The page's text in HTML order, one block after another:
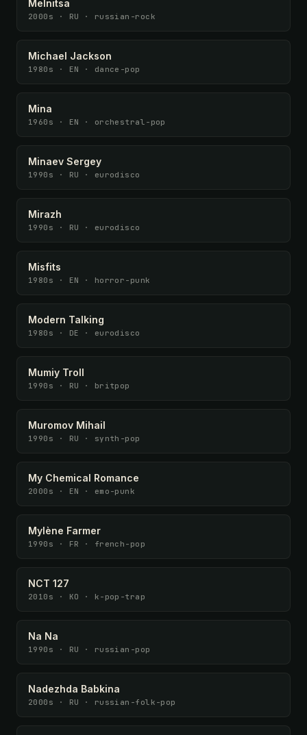
Melnitsa
2000s · RU · russian-rock
Michael Jackson
1980s · EN · dance-pop
Mina
1960s · EN · orchestral-pop
Minaev Sergey
1990s · RU · eurodisco
Mirazh
1990s · RU · eurodisco
Misfits
1980s · EN · horror-punk
Modern Talking
1980s · DE · eurodisco
Mumiy Troll
1990s · RU · britpop
Muromov Mihail
1990s · RU · synth-pop
My Chemical Romance
2000s · EN · emo-punk
Mylène Farmer
1990s · FR · french-pop
NCT 127
2010s · KO · k-pop-trap
Na Na
1990s · RU · russian-pop
Nadezhda Babkina
2000s · RU · russian-folk-pop